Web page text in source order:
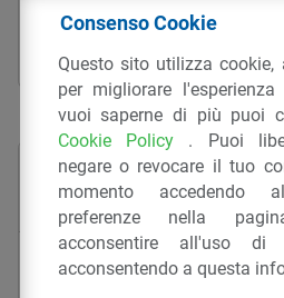
PRODOTTI PER LA CASA
Orologio Tic
Consenso Cookie
Questo sito utilizza cookie,
per migliorare
vuoi saperne di più puoi
Cookie Policy . Puoi
negare o revocare il tuo
momento accedendo
preferenze nella
acconsentire all'uso di
acconsentendo a questa